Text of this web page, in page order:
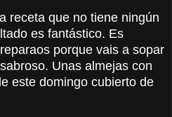
receta que no tiene ningún
es fantástico. Es
porque vais a sopar
Unas almejas con
este domingo cubierto de